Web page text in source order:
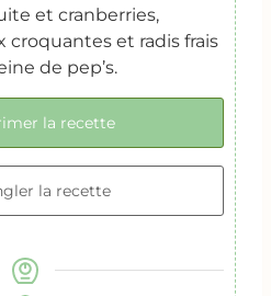
et cranberries,
croquantes et radis frais
de pep’s.
la recette
la recette